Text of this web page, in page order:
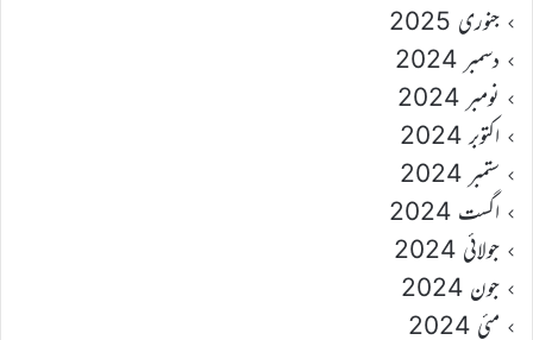
جنوری 2025
دسمبر 2024
نومبر 2024
اکتوبر 2024
ستمبر 2024
اگست 2024
جولائی 2024
جون 2024
مئی 2024